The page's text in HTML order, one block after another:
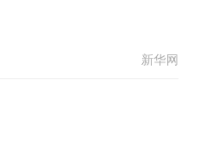
新华网